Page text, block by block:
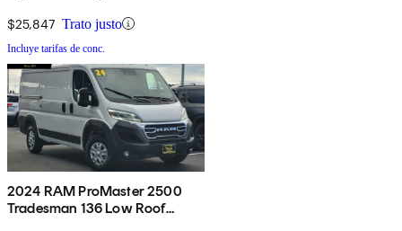
$25,847 Trato justo
Incluye tarifas de conc.
2024 RAM ProMaster 2500
Tradesman 136 Low Roof